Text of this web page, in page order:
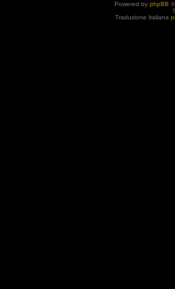
Powered by phpBB
Traduzione Italiana